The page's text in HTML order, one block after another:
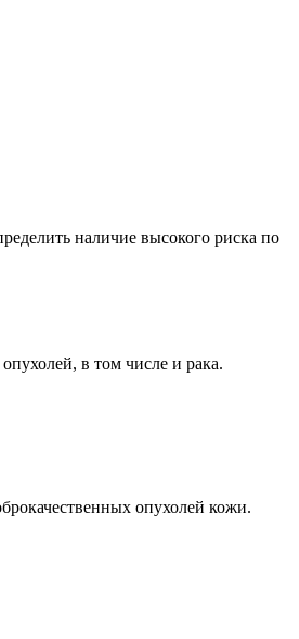
наличие высокого риска по
в том числе и рака.
опухолей кожи.